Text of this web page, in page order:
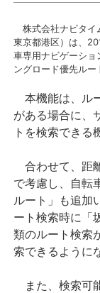
採用情報
株式会社ナビタイ
東京都港区）は、
車専用ナビゲーショ
ングロード優先ルー
本機能は、ル
がある場合に、
トを検索できる
合わせて、距
で考慮し、自転
ルート」も追加
ート検索時に「
類のルート検索
索できるように
また、検索可